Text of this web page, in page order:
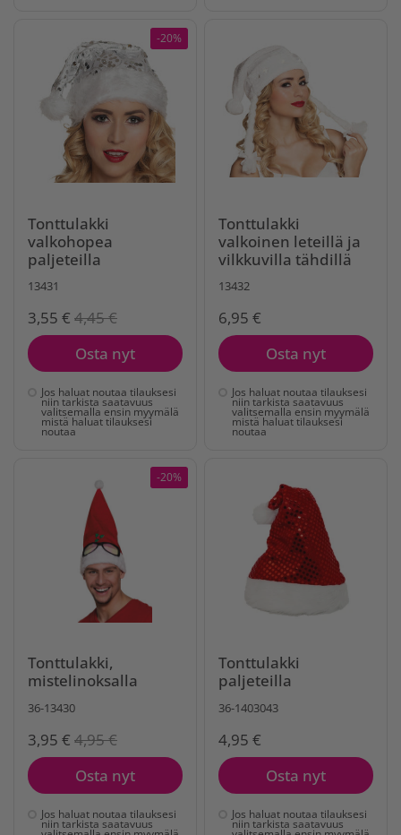
Tonttulakki
valkohopea
paljeteilla
13431
3,55 € 4,45 €
Osta nyt
Jos haluat noutaa tilauksesi
niin tarkista saatavuus
valitsemalla ensin myymälä
mistä haluat tilauksesi
noutaa
-20%
Tonttulakki
valkoinen leteillä ja
vilkkuvilla tähdillä
13432
6,95 €
Osta nyt
Jos haluat noutaa tilauksesi
niin tarkista saatavuus
valitsemalla ensin myymälä
mistä haluat tilauksesi
noutaa
Tonttulakki,
mistelinoksalla
36-13430
3,95 € 4,95 €
Osta nyt
Jos haluat noutaa tilauksesi
niin tarkista saatavuus
-20%
Tonttulakki
paljeteilla
36-1403043
4,95 €
Osta nyt
Jos haluat noutaa tilauksesi
niin tarkista saatavuus